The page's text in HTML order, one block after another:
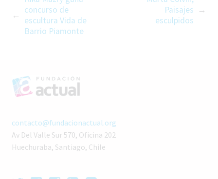
concurso de
escultura Vida de
Barrio Piamonte
Paisajes
esculpidos
contacto@fundacionactual.org
Av Del Valle Sur 570, Oficina 202
Huechuraba, Santiago, Chile